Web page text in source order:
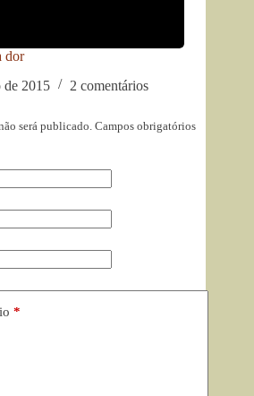
dor
de 2015
2 comentários
será publicado. Campos obrigatórios
*